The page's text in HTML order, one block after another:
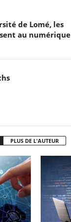
de Lomé, les
au numérique
PLUS DE L'AUTEUR